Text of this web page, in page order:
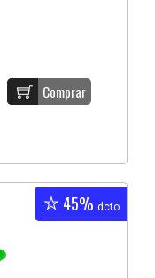
Comprar
45% dcto